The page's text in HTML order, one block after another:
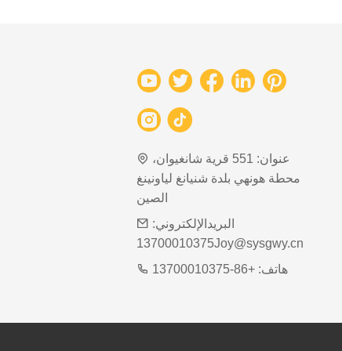
عنوان:
551 قرية شانغيوان،
محطة هونهي بلدة شنيانغ لياونينغ
الصين
البريدالإلكتروني:
13700010375Joy@sysgwy.cn
هاتف: +86-13700010375